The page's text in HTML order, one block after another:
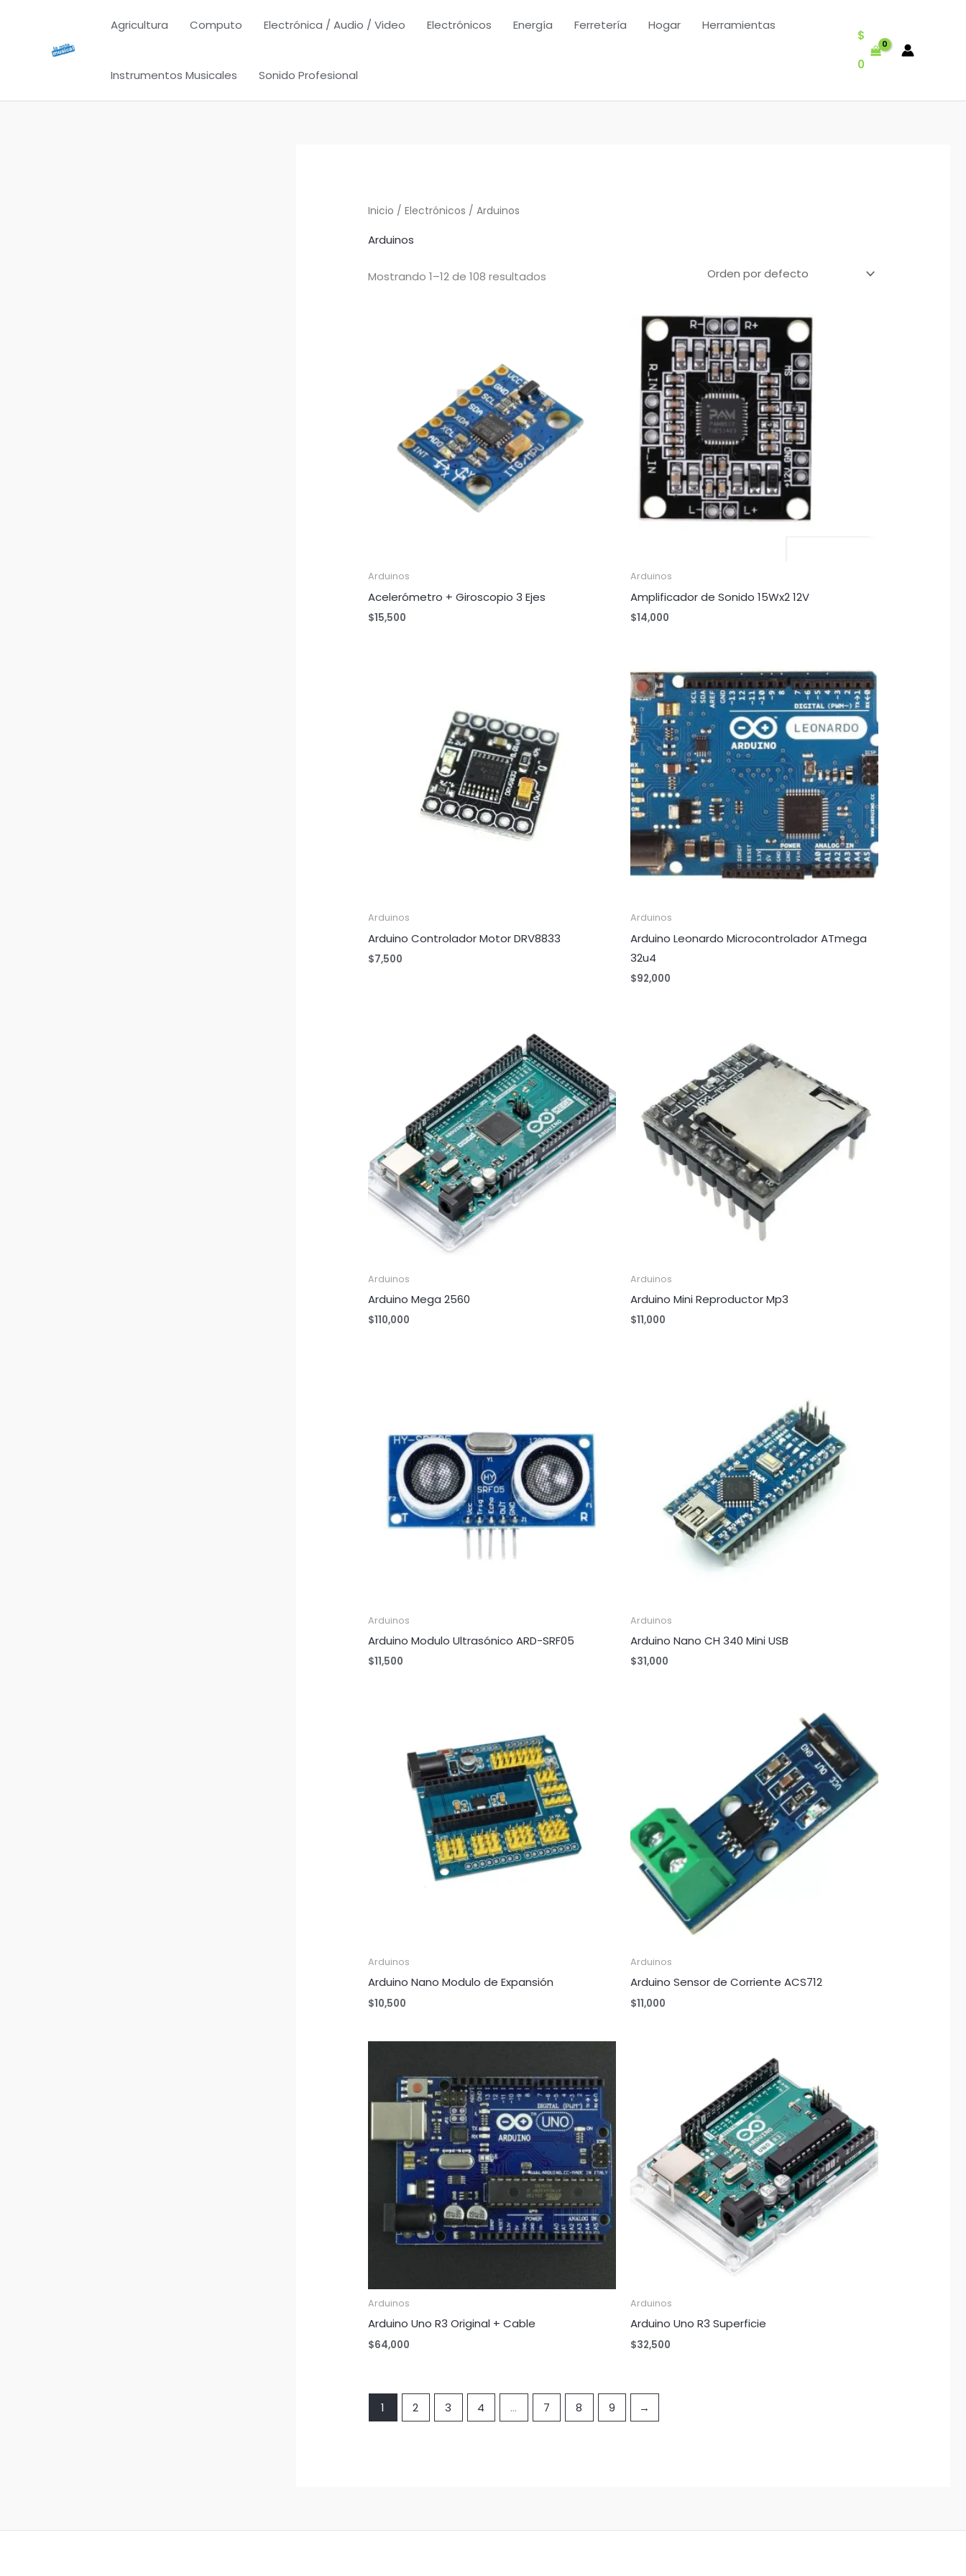
contenido
Agricultura Computo Electrónica / Audio / Video Electrónicos Energía Ferretería Hogar Herramientas
Instrumentos Musicales Sonido Profesional
$
0
Inicio /Electrónicos / Arduinos
Arduinos
Mostrando 1–12 de 108 resultados
Arduinos
Acelerómetro + Giroscopio 3 Ejes
$15,500
Arduinos
Amplificador de Sonido 15Wx2 12V
$14,000
Arduinos
Arduino Controlador Motor DRV8833
$7,500
Arduinos
Arduino Leonardo Microcontrolador ATmega
32u4
$92,000
Arduinos
Arduino Mega 2560
$110,000
Arduinos
Arduino Mini Reproductor Mp3
$11,000
Arduinos
Arduino Modulo Ultrasónico ARD-SRF05
$11,500
Arduinos
Arduino Nano CH 340 Mini USB
$31,000
Arduinos
Arduino Nano Modulo de Expansión
$10,500
Arduinos
Arduino Sensor de Corriente ACS712
$11,000
Arduinos
Arduino Uno R3 Original + Cable
$64,000
Arduinos
Arduino Uno R3 Superficie
$32,500
1 2 3 4 … 7 8 9 →